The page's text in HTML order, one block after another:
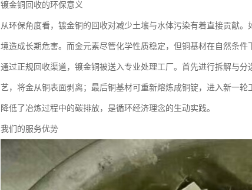
镀金铜回收的环保意义
从环保角度看，镀金铜的回收对减少土壤与水体污染有着直接贡献
境造成长期危害。而金元素尽管化学性质稳定，但铜基材在自然条件
通过正规回收渠道，镀金铜被送入专业处理工厂。首先进行拆解与
艺，将金从铜表面剥离；最后铜基材可重新熔炼成铜锭，进入新一
降低了冶炼过程中的碳排放，是循环经济理念的生动实践。
我们的服务优势